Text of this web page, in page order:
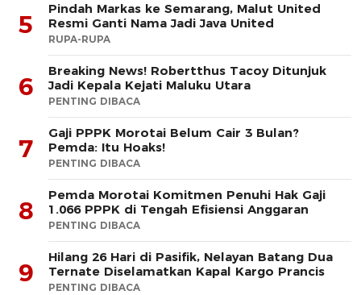
5
Pindah Markas ke Semarang, Malut United
Resmi Ganti Nama Jadi Java United
RUPA-RUPA
6
Breaking News! Robertthus Tacoy Ditunjuk
Jadi Kepala Kejati Maluku Utara
PENTING DIBACA
7
Gaji PPPK Morotai Belum Cair 3 Bulan?
Pemda: Itu Hoaks!
PENTING DIBACA
8
Pemda Morotai Komitmen Penuhi Hak Gaji
1.066 PPPK di Tengah Efisiensi Anggaran
PENTING DIBACA
9
Hilang 26 Hari di Pasifik, Nelayan Batang Dua
Ternate Diselamatkan Kapal Kargo Prancis
PENTING DIBACA